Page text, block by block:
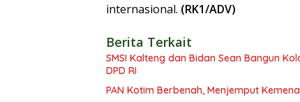
internasional. (RK1/ADV)
Berita Terkait
SMSI Kalteng dan Bidan Sean Bangun
DPD RI
PAN Kotim Berbenah, Menjemput